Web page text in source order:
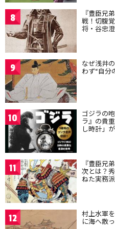
8 『豊臣兄
戦！切腹
将・谷忠
9 なぜ浅井
わず“自分
10 ゴジラの
ラ』の貴
し時計」
11 『豊臣兄
次とは？
ねた実務
12 村上水軍
に海へ散